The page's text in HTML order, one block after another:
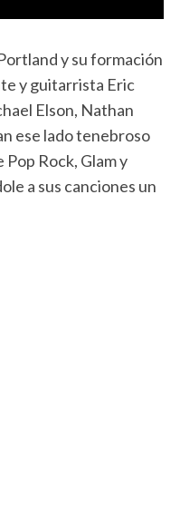
y su formación
y guitarrista Eric
Elson, Nathan
ese lado tenebroso
Rock, Glam y
a sus canciones un